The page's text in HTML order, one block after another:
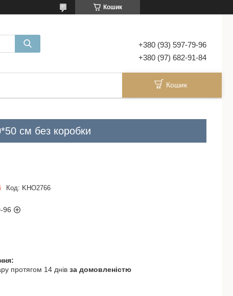
Кошик
+380 (93) 597-79-96
+380 (97) 682-91-84
Кошик
см без коробки
Код: KHO2766
96
протягом 14 днів за домовленістю